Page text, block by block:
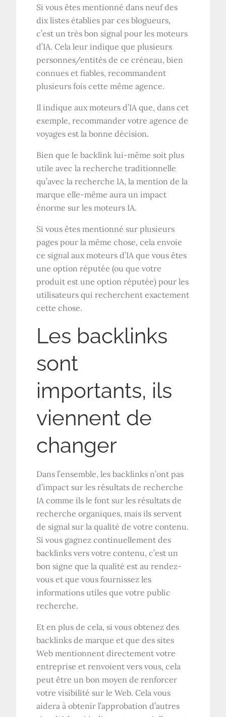
Si vous êtes mentionné dans neuf des
dix listes établies par ces blogueurs,
c’est un très bon signal pour les moteurs
d’IA. Cela leur indique que plusieurs
personnes/entités de ce créneau, bien
connues et fiables, recommandent
plusieurs fois cette même agence.
Il indique aux moteurs d’IA que, dans cet
exemple, recommander votre agence de
voyages est la bonne décision.
Bien que le backlink lui-même soit plus
utile avec la recherche traditionnelle
qu’avec la recherche IA, la mention de la
marque elle-même aura un impact
énorme sur les moteurs IA.
Si vous êtes mentionné sur plusieurs
pages pour la même chose, cela envoie
ce signal aux moteurs d’IA que vous êtes
une option réputée (ou que votre
produit est une option réputée) pour les
utilisateurs qui recherchent exactement
cette chose.
Les backlinks
sont
importants, ils
viennent de
changer
Dans l’ensemble, les backlinks n’ont pas
d’impact sur les résultats de recherche
IA comme ils le font sur les résultats de
recherche organiques, mais ils servent
de signal sur la qualité de votre contenu.
Si vous gagnez continuellement des
backlinks vers votre contenu, c’est un
bon signe que la qualité est au rendez-
vous et que vous fournissez les
informations utiles que votre public
recherche.
Et en plus de cela, si vous obtenez des
backlinks de marque et que des sites
Web mentionnent directement votre
entreprise et renvoient vers vous, cela
peut être un bon moyen de renforcer
votre visibilité sur le Web. Cela vous
aidera à obtenir l’approbation d’autres